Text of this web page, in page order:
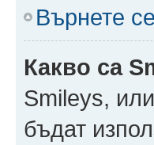
Върнете
Какво са
Smileys,
бъдат